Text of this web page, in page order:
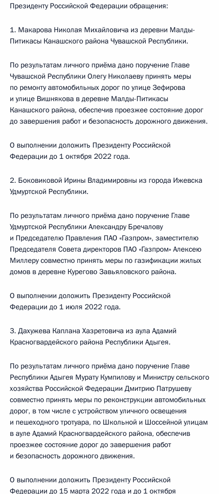
Президенту Российской Федерации обращения:
1. Макарова Николая Михайловича из деревни Малды-
Питикасы Канашского района Чувашской Республики.
По результатам личного приёма дано поручение Главе
Чувашской Республики Олегу Николаеву принять меры
по ремонту автомобильных дорог по улице Зефирова
и улице Вишнякова в деревне Малды-Питикасы
Канашского района, обеспечив проезжее состояние дорог
до завершения работ и безопасность дорожного движения.
О выполнении доложить Президенту Российской
Федерации до 1 октября 2022 года.
2. Боковиковой Ирины Владимировны из города Ижевска
Удмуртской Республики.
По результатам личного приёма дано поручение Главе
Удмуртской Республики Александру Бречалову
и Председателю Правления ПАО «Газпром», заместителю
Председателя Совета директоров ПАО «Газпром» Алексею
Миллеру совместно принять меры по газификации жилых
домов в деревне Курегово Завьяловского района.
О выполнении доложить Президенту Российской
Федерации до 1 июля 2022 года.
3. Дахужева Каплана Хазретовича из аула Адамий
Красногвардейского района Республики Адыгея.
По результатам личного приёма дано поручение Главе
Республики Адыгея Мурату Кумпилову и Министру сельского
хозяйства Российской Федерации Дмитрию Патрушеву
совместно принять меры по реконструкции автомобильных
дорог, в том числе с устройством уличного освещения
и пешеходного тротуара, по Школьной и Шоссейной улицам
в ауле Адамий Красногвардейского района, обеспечив
проезжее состояние дорог до завершения работ
и безопасность дорожного движения.
О выполнении доложить Президенту Российской
Федерации до 15 марта 2022 года и до 1 октября